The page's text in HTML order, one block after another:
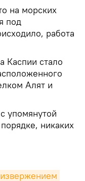
на морских
под
работа
Каспии стало
Алят и
упомянутой
никаких